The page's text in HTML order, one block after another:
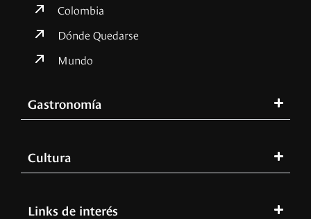
Colombia
Dónde Quedarse
Mundo
Gastronomía
Cultura
Links de interés